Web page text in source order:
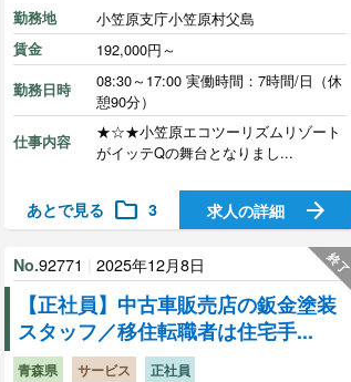
勤務地 小笠原支庁小笠原村父島
賃金 192,000円～
勤務日時
08:30～17:00 実働時間：7時間/日（休
憩90分）
仕事内容
★☆★小笠原エコツーリズムリゾート
がイッテQの舞台となりまし...
あとで見る folder 3 求人の詳細 arrow_forward
No.92771 2025年12月8日
【正社員】中古車販売店の鈑金塗装
スタッフ／移住転職者は住宅手...
青森県 サービス 正社員
終了